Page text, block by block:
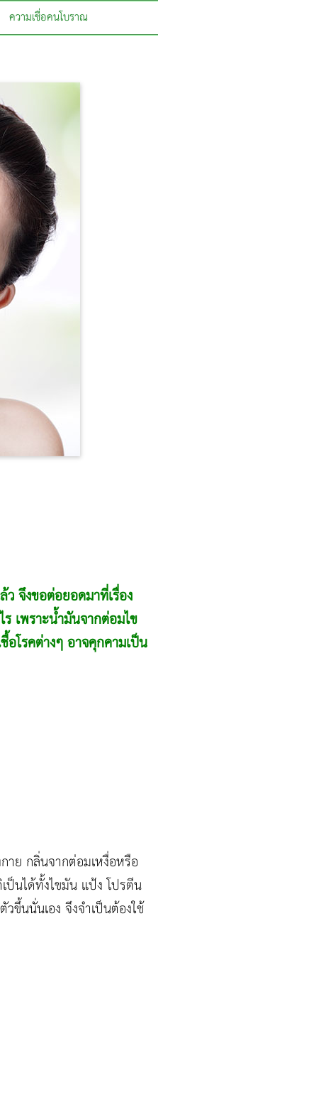
ความเชื่อคนโบราณ
จึงขอต่อยอดมาที่เรื่อง
เพราะน้ำมันจากต่อมไข
โรคต่างๆ อาจคุกคามเป็น
าย กลิ่นจากต่อมเหงื่อหรือ
ป็นได้ทั้งไขมัน แป้ง โปรตีน
ขึ้นนั่นเอง จึงจำเป็นต้องใช้